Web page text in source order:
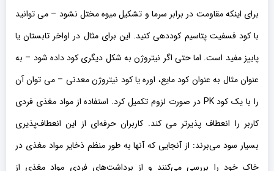
برای اینکه مقاومت در برابر سرما و تشکیل میوه مختل نشود – می توانید
با کود فسفیت پتاسیم کوددهی کنید. این برای مثال در اواخر تابستان یا
پاییز مفید است. اما حتی اگر نیتروژن به شکل دیگری کود داده شود – به
عنوان مثال به عنوان کود مایع، اوره یا کود نیتروژن معدنی – می توان آن
را با یک کود PK در صورت لزوم تکمیل کرد. استفاده از مواد مغذی فردی
کاربر را انعطاف پذیرتر می کند. کاربران حرفه‌ای از این انعطاف‌پذیری
بسیار سود می‌برند: از آنجایی که آنها به طور منظم ذخایر مواد مغذی در
خاک خود را بررسی می‌کنند و از برداشت‌های فردی مواد مغذی از